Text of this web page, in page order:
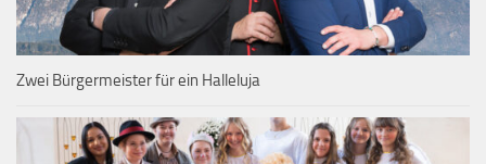
Zwei Bürgermeister für ein Halleluja